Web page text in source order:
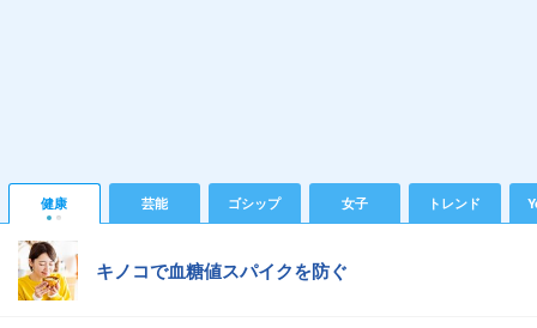
健康 芸能 ゴシップ 女子 トレンド
キノコで血糖値スパイクを防ぐ